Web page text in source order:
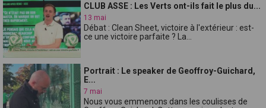
CLUB ASSE : Les Verts ont-ils fait le plus du...
13 mai
Débat : Clean Sheet, victoire à l'extérieur : est-
ce une victoire parfaite ? La...
Portrait : Le speaker de Geoffroy-Guichard,
E...
7 mai
Nous vous emmenons dans les coulisses de